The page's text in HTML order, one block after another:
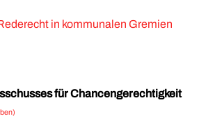
in kommunalen Gremien
für Chancengerechtigkeit